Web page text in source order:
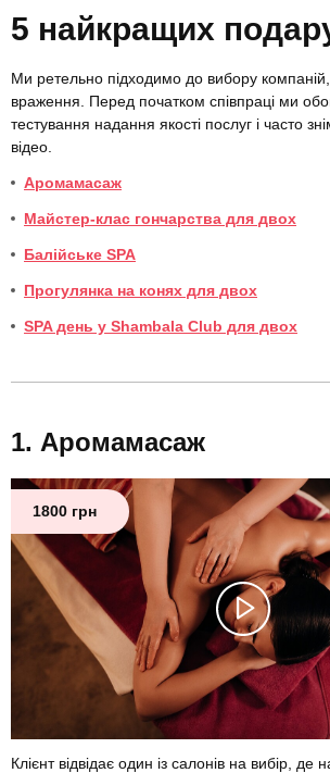
5 найкращих
Ми ретельно підходимо до вибору
враження. Перед початком співпраці ми
тестування надання якості послуг і часто
відео.
Аромамасаж
Майстер-клас гончарства для двох
Балійське SPA
Прогулянка на конях для двох
SPA день у Shambala Club для двох
Аромамасаж
1800 грн
Клієнт відвідає один із салонів на вибір, де